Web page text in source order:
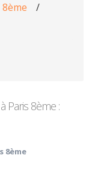
/
Paris 8ème :
8ème